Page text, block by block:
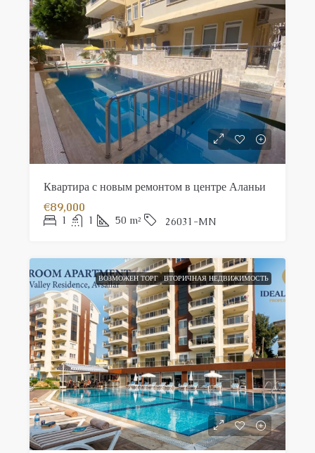
Квартира с новым ремонтом в центре Аланьи
€89,000
1 1 50 m² 26031-MN
ВОЗМОЖЕН ТОРГ ВТОРИЧНАЯ НЕДВИЖИМОСТЬ